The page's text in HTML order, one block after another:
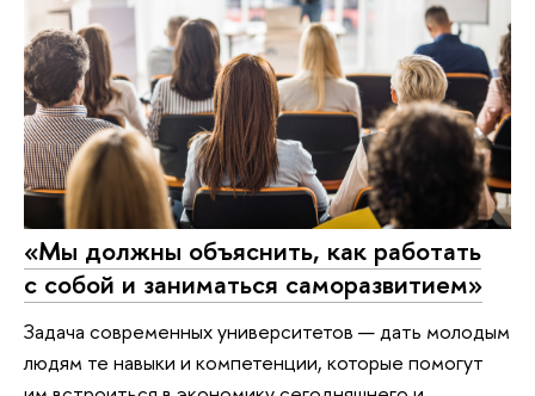
«Мы должны объяснить, как работать
с собой и заниматься саморазвитием»
Задача современных университетов — дать молодым
людям те навыки и компетенции, которые помогут